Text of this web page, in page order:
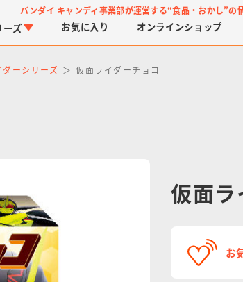
バンダイ キャンディ事業部が運営する“食品・おかし”の
PROJECT R.E.D.・ス
ーパー戦隊シリーズ
プリキュアシリー
ーズ
つりグミ チョコサプ
お気に入り オンラインショップ
ーシリーズ 仮面ライダーチョコ
仮面ラ
お